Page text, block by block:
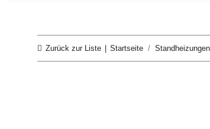
Zurück zur Liste Startseite Standheizungen